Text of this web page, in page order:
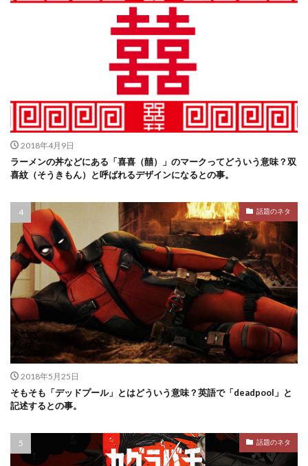
2018年4月9日
ラーメンの丼などにある「喜喜（囍）」のマークってどういう意味？双
喜紋（そうきもん）と呼ばれるデザインになるとの事。
話題のネタ
2018年5月25日
そもそも「デッドプール」とはどういう意味？英語で「deadpool」と
記述するとの事。
話題のネタ